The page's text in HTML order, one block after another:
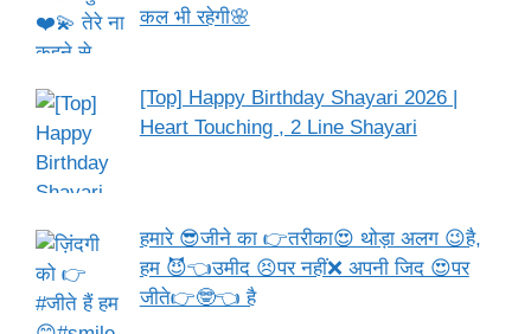
कल भी रहेगी🌸
[Top] Happy Birthday Shayari 2026 |
Heart Touching , 2 Line Shayari
हमारे 😎जीने का 👉तरीका😍 थोड़ा अलग 😉है,
हम 😈👈उमीद 😣पर नहीं❌ अपनी जिद 😍पर
जीते👉🤓👈 है